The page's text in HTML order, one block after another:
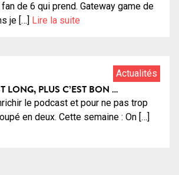
de 6 qui prend. Gateway game de
je […] Lire la suite
Actualités
LONG, PLUS C’EST BON …
le podcast et pour ne pas trop
en deux. Cette semaine : On […]